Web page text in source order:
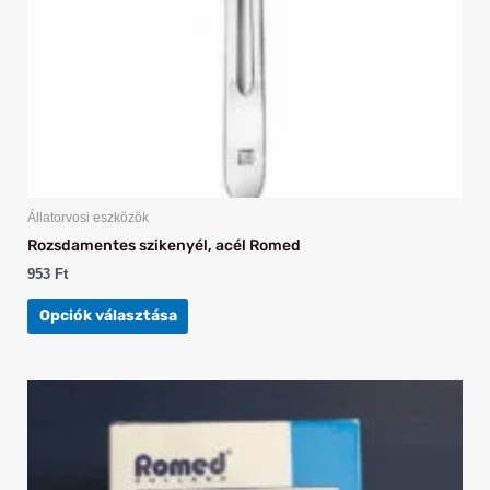
Állatorvosi eszközök
Rozsdamentes szikenyél, acél Romed
953 Ft
Opciók választása
több